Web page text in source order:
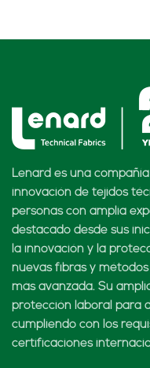
Lenard es una
innovación de tejidos
personas con amplia
destacado desde sus
la innovación y la
nuevas fibras y
más avanzada. Su
protección laboral para
cumpliendo con los
certificaciones